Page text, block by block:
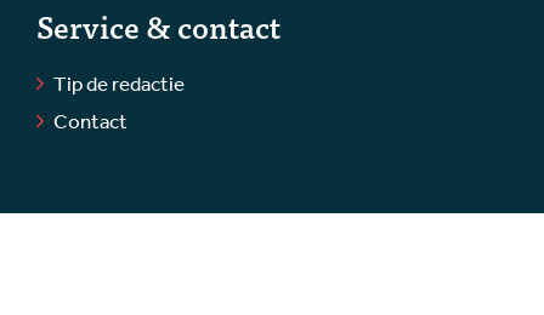
Service & contact
Tip de redactie
Contact